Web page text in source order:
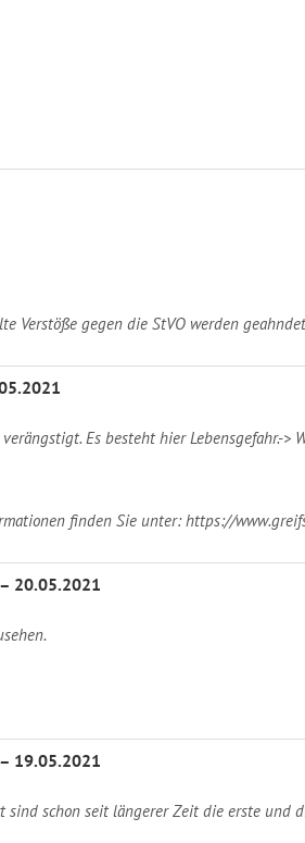
Verstöße gegen die StVO werden
Es besteht hier Lebensgefahr.-
finden Sie unter: https://
20.05.2021
19.05.2021
schon seit längerer Zeit die erste und